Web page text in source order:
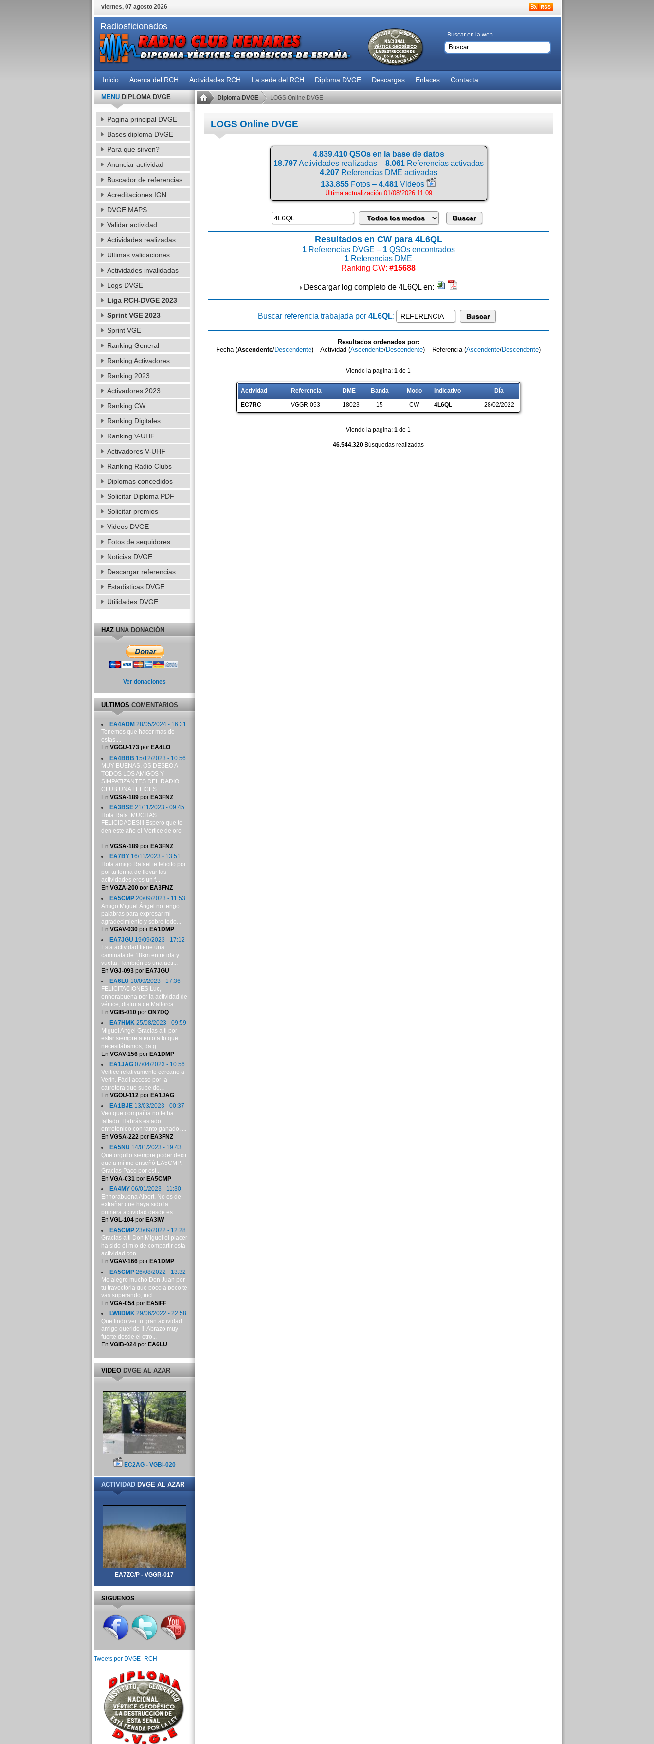
viernes, 07 agosto 2026
Radioaficionados
Buscar en la web
Inicio Acerca del RCH Actividades RCH La sede del RCH Diploma DVGE Descargas Enlaces Contacta
Diploma DVGE LOGS Online DVGE
LOGS Online DVGE
4.839.410 QSOs en la base de datos
18.797Actividades realizadas – 8.061Referencias activadas
4.207Referencias DME activadas
133.855 Fotos – 4.481 Videos
Última actualización 01/08/2026 11:09
Resultados en CW para 4L6QL
1Referencias DVGE – 1QSOs encontrados
1 Referencias DME
Ranking CW: #15688
Descargar log completo de 4L6QL en:
Buscar referencia trabajada por 4L6QL:
Resultados ordenados por:
Fecha (Ascendente/Descendente) – Actividad (Ascendente/Descendente) – Referencia (Ascendente/Descendente)
Viendo la pagina: 1 de 1
Actividad Referencia DME Banda Modo Indicativo Día
EC7RC VGGR-053 18023 15 CW 4L6QL 28/02/2022
Viendo la pagina: 1 de 1
46.544.320 Búsquedas realizadas
MENUDIPLOMA DVGE
Pagina principal DVGE
Bases diploma DVGE
Para que sirven?
Anunciar actividad
Buscador de referencias
Acreditaciones IGN
DVGE MAPS
Validar actividad
Actividades realizadas
Ultimas validaciones
Actividades invalidadas
Logs DVGE
Liga RCH-DVGE 2023
Sprint VGE 2023
Sprint VGE
Ranking General
Ranking Activadores
Ranking 2023
Activadores 2023
Ranking CW
Ranking Digitales
Ranking V-UHF
Activadores V-UHF
Ranking Radio Clubs
Diplomas concedidos
Solicitar Diploma PDF
Solicitar premios
Videos DVGE
Fotos de seguidores
Noticias DVGE
Descargar referencias
Estadisticas DVGE
Utilidades DVGE
HAZUNA DONACIÓN
Ver donaciones
ULTIMOSCOMENTARIOS
EA4ADM 28/05/2024 - 16:31
Tenemos que hacer mas de
estas....
En VGGU-173por EA4LO
EA4BBB 15/12/2023 - 10:56
MUY BUENAS. OS DESEO A
TODOS LOS AMIGOS Y
SIMPATIZANTES DEL RADIO
CLUB UNA FELICES...
En VGSA-189por EA3FNZ
EA3BSE21/11/2023 - 09:45
Hola Rafa. MUCHAS
FELICIDADES!!! Espero que te
den este año el 'Vértice de oro'
...
En VGSA-189por EA3FNZ
EA7BY16/11/2023 - 13:51
Hola amigo Rafael:te felicito por
por tu forma de llevar las
actividades,eres un f...
En VGZA-200por EA3FNZ
EA5CMP20/09/2023 - 11:53
Amigo Miguel Ángel no tengo
palabras para expresar mi
agradecimiento y sobre todo...
En VGAV-030por EA1DMP
EA7JGU 19/09/2023 - 17:12
Esta actividad tiene una
caminata de 18km entre ida y
vuelta. También es una acti...
En VGJ-093por EA7JGU
EA6LU 10/09/2023 - 17:36
FELICITACIONES Luc,
enhorabuena por la actividad de
vértice, disfruta de Mallorca...
En VGIB-010por ON7DQ
EA7HMK 25/08/2023 - 09:59
Miguel Angel Gracias a ti por
estar siempre atento a lo que
necesitábamos, da g...
En VGAV-156por EA1DMP
EA1JAG07/04/2023 - 10:56
Vertice relativamente cercano a
Verín. Fácil acceso por la
carretera que sube de...
En VGOU-112por EA1JAG
EA1BJE13/03/2023 - 00:37
Veo que compañía no te ha
faltado. Habrás estado
entretenido con tanto ganado. ...
En VGSA-222por EA3FNZ
EA5NU 14/01/2023 - 19:43
Que orgullo siempre poder decir
que a mí me enseñó EA5CMP.
Gracias Paco por est...
En VGA-031 por EA5CMP
EA4MY06/01/2023 - 11:30
Enhorabuena Albert. No es de
extrañar que haya sido la
primera actividad desde es...
En VGL-104por EA3IW
EA5CMP23/09/2022 - 12:28
Gracias a ti Don Miguel el placer
ha sido el mío de compartir esta
actividad con ...
En VGAV-166por EA1DMP
EA5CMP26/08/2022 - 13:32
Me alegro mucho Don Juan por
tu trayectoria que poco a poco te
vas superando, incl...
En VGA-054por EA5IFF
LW8DMK29/06/2022 - 22:58
Que lindo ver tu gran actividad
amigo querido !!! Abrazo muy
fuerte desde el otro...
En VGIB-024por EA6LU
VIDEODVGE AL AZAR
EC2AG - VGBI-020
ACTIVIDADDVGE AL AZAR
EA7ZC/P - VGGR-017
SIGUENOS
Tweets por DVGE_RCH